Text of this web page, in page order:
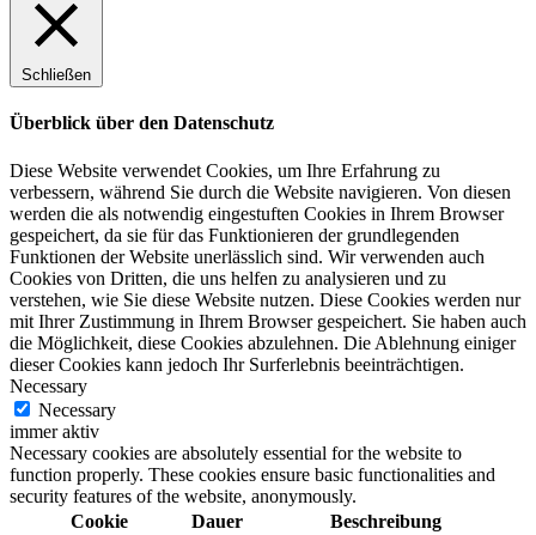
Schließen
Überblick über den Datenschutz
Diese Website verwendet Cookies, um Ihre Erfahrung zu
verbessern, während Sie durch die Website navigieren. Von diesen
werden die als notwendig eingestuften Cookies in Ihrem Browser
gespeichert, da sie für das Funktionieren der grundlegenden
Funktionen der Website unerlässlich sind. Wir verwenden auch
Cookies von Dritten, die uns helfen zu analysieren und zu
verstehen, wie Sie diese Website nutzen. Diese Cookies werden nur
mit Ihrer Zustimmung in Ihrem Browser gespeichert. Sie haben auch
die Möglichkeit, diese Cookies abzulehnen. Die Ablehnung einiger
dieser Cookies kann jedoch Ihr Surferlebnis beeinträchtigen.
Necessary
Necessary
immer aktiv
Necessary cookies are absolutely essential for the website to
function properly. These cookies ensure basic functionalities and
security features of the website, anonymously.
Cookie
Dauer Beschreibung